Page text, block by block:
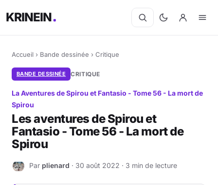
KRINEIN
Accueil › Bande dessinée › Critique
BANDE DESSINÉE CRITIQUE
La Aventures de Spirou et Fantasio - Tome 56 - La mort de
Spirou
Les aventures de Spirou et
Fantasio - Tome 56 - La mort de
Spirou
P Par plienard · 30 août 2022 · 3 min de lecture